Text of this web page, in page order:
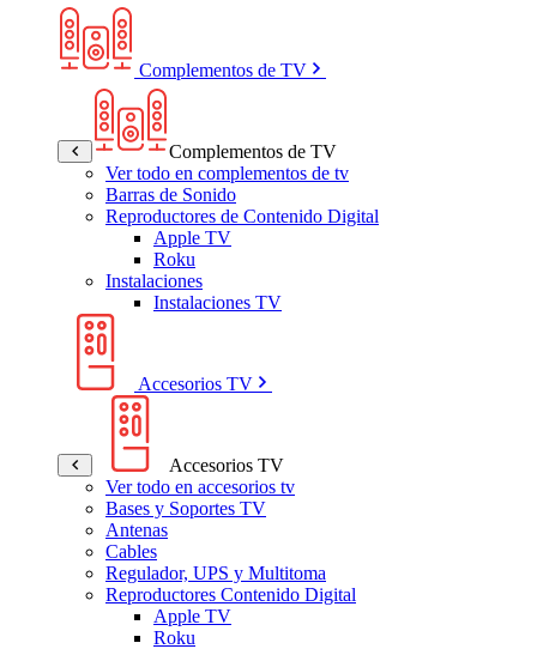
Complementos de TV
Complementos de TV
Ver todo en complementos de tv
Barras de Sonido
Reproductores de Contenido Digital
Apple TV
Roku
Instalaciones
Instalaciones TV
Accesorios TV
Accesorios TV
Ver todo en accesorios tv
Bases y Soportes TV
Antenas
Cables
Regulador, UPS y Multitoma
Reproductores Contenido Digital
Apple TV
Roku